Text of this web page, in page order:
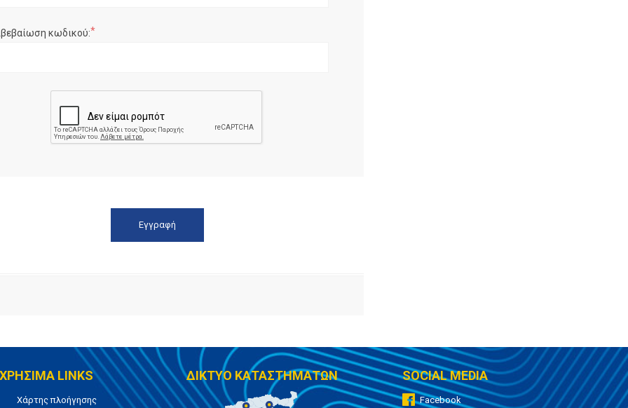
κωδικού:*
ΧΡΗΣΙΜΑ LINKS
Χάρτης πλοήγησης
ΔΙΚΤΥΟ ΚΑΤΑΣΤΗΜΑΤΩΝ SOCIAL MEDIA
Facebook